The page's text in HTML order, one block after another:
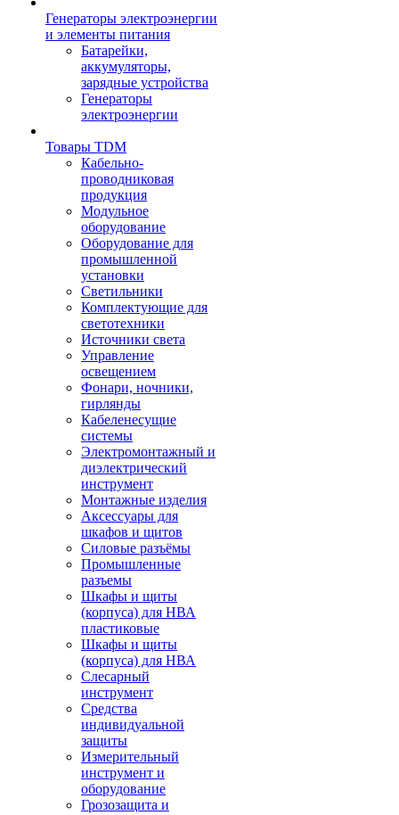
Генераторы электроэнергии
и элементы питания
Батарейки,
аккумуляторы,
зарядные устройства
Генераторы
электроэнергии
Товары TDM
Кабельно-
проводниковая
продукция
Модульное
оборудование
Оборудование для
промышленной
установки
Светильники
Комплектующие для
светотехники
Источники света
Управление
освещением
Фонари, ночники,
гирлянды
Кабеленесущие
системы
Электромонтажный и
диэлектрический
инструмент
Монтажные изделия
Аксессуары для
шкафов и щитов
Силовые разъёмы
Промышленные
разъемы
Шкафы и щиты
(корпуса) для НВА
пластиковые
Шкафы и щиты
(корпуса) для НВА
Слесарный
инструмент
Средства
индивидуальной
защиты
Измерительный
инструмент и
оборудование
Грозозащита и